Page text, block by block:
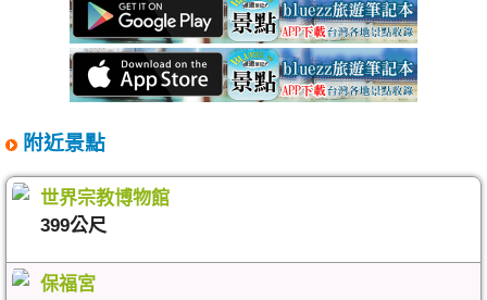
附近景點
世界宗教博物館
399公尺
保福宮